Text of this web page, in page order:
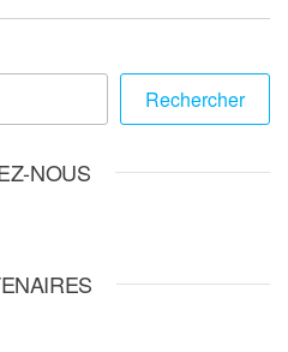
Rechercher
NOUS